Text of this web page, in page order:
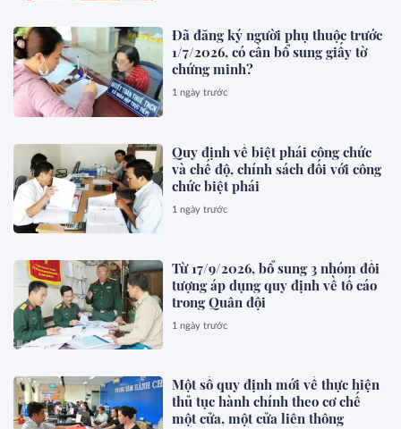
Đã đăng ký người phụ thuộc trước
1/7/2026, có cần bổ sung giấy tờ
chứng minh?
1 ngày trước
Quy định về biệt phái công chức
và chế độ, chính sách đối với công
chức biệt phái
1 ngày trước
Từ 17/9/2026, bổ sung 3 nhóm đối
tượng áp dụng quy định về tố cáo
trong Quân đội
1 ngày trước
Một số quy định mới về thực hiện
thủ tục hành chính theo cơ chế
một cửa, một cửa liên thông